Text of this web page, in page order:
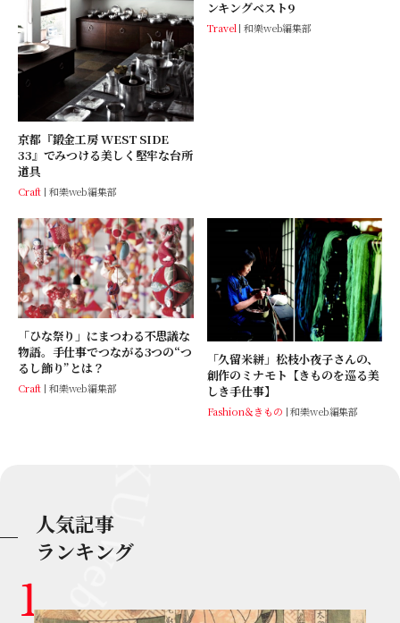
京都『鍛金工房 WEST SIDE
33』でみつける美しく堅牢な台所
道具
Craft 和樂web編集部
ンキングベスト9
Travel 和樂web編集部
「ひな祭り」にまつわる不思議な
物語。手仕事でつながる3つの“つ
るし飾り”とは？
Craft 和樂web編集部
「久留米絣」松枝小夜子さんの、
創作のミナモト【きものを巡る美
しき手仕事】
Fashion＆きもの 和樂web編集部
人気記事
ランキング